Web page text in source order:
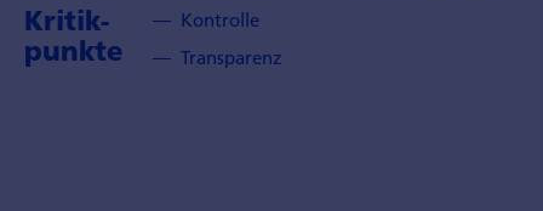
Kritik-
punkte
Kontrolle
Transparenz